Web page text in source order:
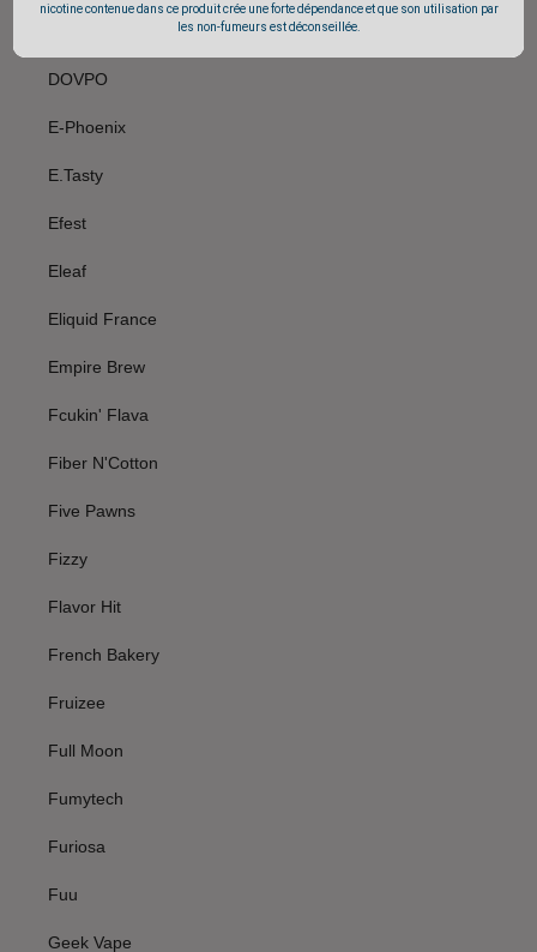
nicotine contenue dans ce produit crée une forte dépendance et que son utilisation par
les non-fumeurs est déconseillée.
DOVPO
E-Phoenix
E.Tasty
Efest
Eleaf
Eliquid France
Empire Brew
Fcukin' Flava
Fiber N'Cotton
Five Pawns
Fizzy
Flavor Hit
French Bakery
Fruizee
Full Moon
Fumytech
Furiosa
Fuu
Geek Vape